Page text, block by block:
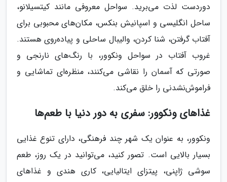
دوردست لذت می‌برید. سواحل معروفی مانند کیتسیلانو،
ساحل انگلیسی و اسپانیش بنکس، مکان‌های محبوبی برای
آفتاب گرفتن، شنا کردن، والیبال ساحلی و پیاده‌روی هستند.
غروب آفتاب در سواحل ونکوور، با رنگ‌های نارنجی و
صورتی که آسمان را نقاشی می‌کنند، منظره‌ای تماشایی و
فراموش‌نشدنی را خلق می‌کند.
غذاهای ونکوور: سفری به دور دنیا با طعم‌ها
ونکوور، به عنوان یک شهر چند فرهنگی، دارای تنوع غذایی
بسیار بالایی است. تصور کنید، می‌توانید در یک روز، طعم
سوشی ژاپنی، پیتزای ایتالیایی، کاری هندی و غذاهای